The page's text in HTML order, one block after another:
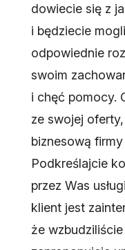
dowiecie się z
i będziecie
odpowiednie
swoim
i chęć pomocy.
ze swojej
biznesową
Podkreślajcie
przez Was
klient jest
że